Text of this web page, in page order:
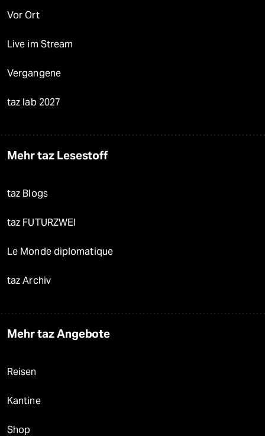
Vor Ort
Live im Stream
Vergangene
taz lab 2027
Mehr taz Lesestoff
taz Blogs
taz FUTURZWEI
Le Monde diplomatique
taz Archiv
Mehr taz Angebote
Reisen
Kantine
Shop